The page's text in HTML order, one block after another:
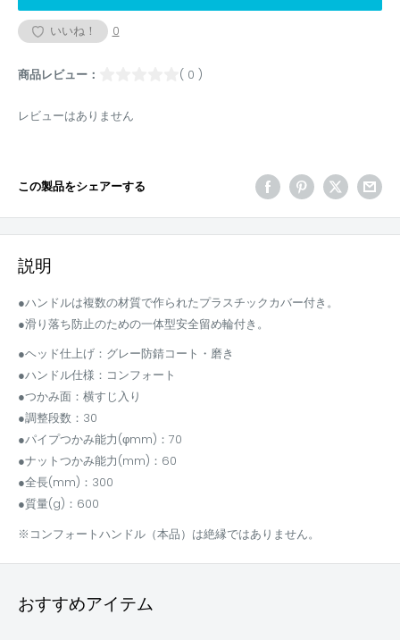
いいね！ 0
商品レビュー： ( 0 )
レビューはありません
この製品をシェアーする
説明
●ハンドルは複数の材質で作られたプラスチックカバー付き。
●滑り落ち防止のための一体型安全留め輪付き。
●ヘッド仕上げ：グレー防錆コート・磨き
●ハンドル仕様：コンフォート
●つかみ面：横すじ入り
●調整段数：30
●パイプつかみ能力(φmm)：70
●ナットつかみ能力(mm)：60
●全長(mm)：300
●質量(g)：600
※コンフォートハンドル（本品）は絶縁ではありません。
おすすめアイテム